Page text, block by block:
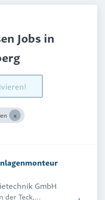
Jobs in
GmbH
der Teck,